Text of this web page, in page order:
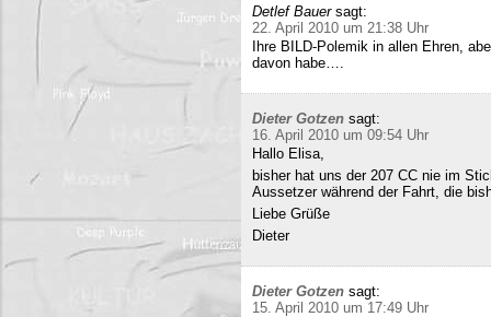
Detlef Bauer sagt:
22. April 2010 um 21:38 Uhr
Ihre BILD-Polemik in allen Ehren,
davon habe….
Dieter Gotzen sagt:
16. April 2010 um 09:54 Uhr
Hallo Elisa,
bisher hat uns der 207 CC nie im
Aussetzer während der Fahrt, die
Liebe Grüße
Dieter
Dieter Gotzen sagt:
15. April 2010 um 17:49 Uhr